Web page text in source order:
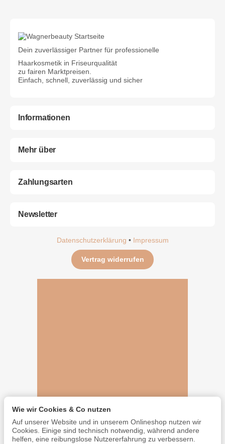
Dein zuverlässiger Partner für professionelle
Haarkosmetik in Friseurqualität
zu fairen Marktpreisen.
Einfach, schnell, zuverlässig und sicher
Informationen
Mehr über
Zahlungsarten
Newsletter
Datenschutzerklärung • Impressum
Vertrag widerrufen
Wie wir Cookies & Co nutzen
Auf unserer Website und in unserem Onlineshop nutzen wir
Cookies. Einige sind technisch notwendig, während andere
helfen, eine reibungslose Nutzererfahrung zu verbessern.